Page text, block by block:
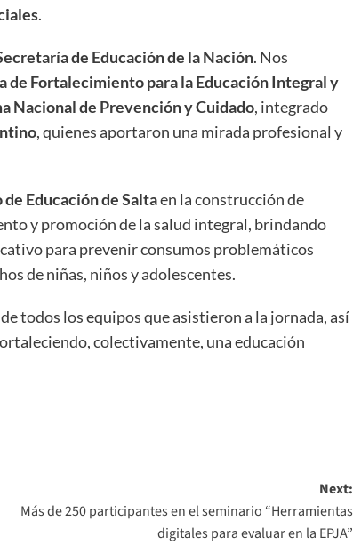
.
de Educación de la Nación. Nos
de Fortalecimiento para la Educación Integral y
Nacional de Prevención y Cuidado, integrado
, quienes aportaron una mirada profesional y
Educación de Saltaen la construcción de
y promoción de la salud integral, brindando
para prevenir consumos problemáticos
de niñas, niños y adolescentes.
todos los equipos que asistieron a la jornada, así
colectivamente, una educación
Next:
Más de 250 participantes en el seminario “Herramientas
digitales para evaluar en la EPJA”